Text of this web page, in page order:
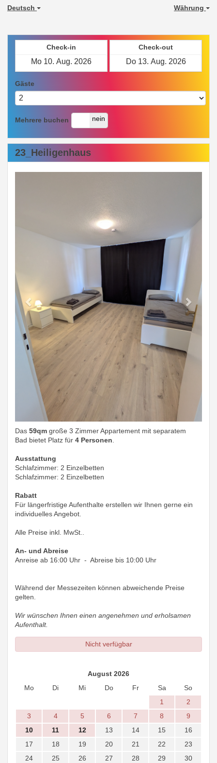
Deutsch Währung
Check-in Check-out
Gäste
Mehrere buchen
ja nein
23_Heiligenhaus
Das 59qm große 3 Zimmer Appartement mit separatem
Bad bietet Platz für 4 Personen.
Ausstattung
Schlafzimmer: 2 Einzelbetten
Schlafzimmer: 2 Einzelbetten
Rabatt
Für längerfristige Aufenthalte erstellen wir Ihnen gerne ein
individuelles Angebot.
Alle Preise inkl. MwSt..
An- und Abreise
Anreise ab 16:00 Uhr - Abreise bis 10:00 Uhr
Während der Messezeiten können abweichende Preise
gelten.
Wir wünschen Ihnen einen angenehmen und erholsamen
Aufenthalt.
Nicht verfügbar
August 2026
Mo
Di Mi Do Fr Sa
So
1
2
3
4 5 6 7 8
9
10
11 12 13 14 15
16
17
18 19 20 21 22
23
24
25 26 27 28 29
30